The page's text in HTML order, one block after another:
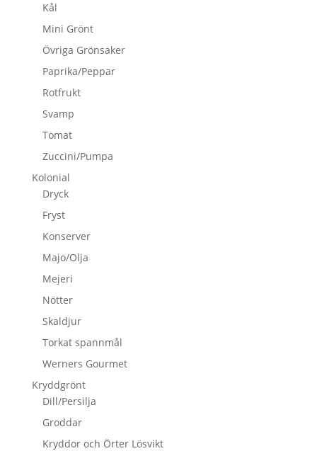
Kål
Mini Grönt
Övriga Grönsaker
Paprika/Peppar
Rotfrukt
Svamp
Tomat
Zuccini/Pumpa
Kolonial
Dryck
Fryst
Konserver
Majo/Olja
Mejeri
Nötter
Skaldjur
Torkat spannmål
Werners Gourmet
Kryddgrönt
Dill/Persilja
Groddar
Kryddor och Örter Lösvikt